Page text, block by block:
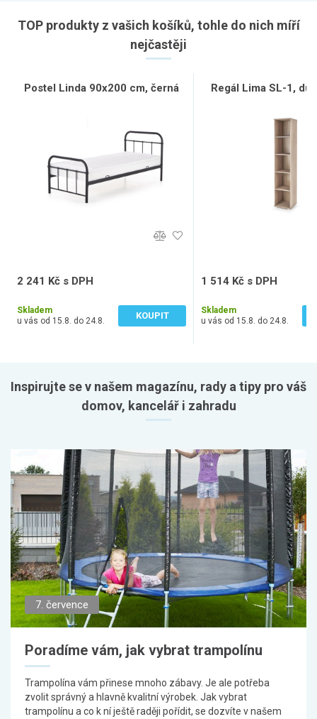
TOP produkty z vašich košíků, tohle do nich míří
nejčastěji
Postel Linda 90x200 cm, černá
2 241 Kč s DPH
Skladem
u vás od 15.8. do 24.8.
KOUPIT
Regál Lima SL-1,
1 514 Kč s DPH
Skladem
u vás od 15.8. do 24.8.
Inspirujte se v našem magazínu, rady a tipy pro váš
domov, kancelář i zahradu
7. července
Poradíme vám, jak vybrat trampolínu
Trampolína vám přinese mnoho zábavy. Je ale potřeba
zvolit správný a hlavně kvalitní výrobek. Jak vybrat
trampolínu a co k ní ještě raději pořídit, se dozvíte v našem